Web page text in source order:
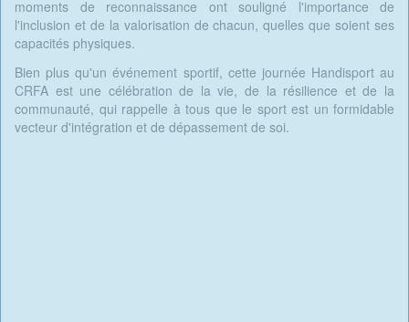
moments de reconnaissance ont souligné l'importance de
l'inclusion et de la valorisation de chacun, quelles que soient ses
capacités physiques.
Bien plus qu'un événement sportif, cette journée Handisport au
CRFA est une célébration de la vie, de la résilience et de la
communauté, qui rappelle à tous que le sport est un formidable
vecteur d'intégration et de dépassement de soi.